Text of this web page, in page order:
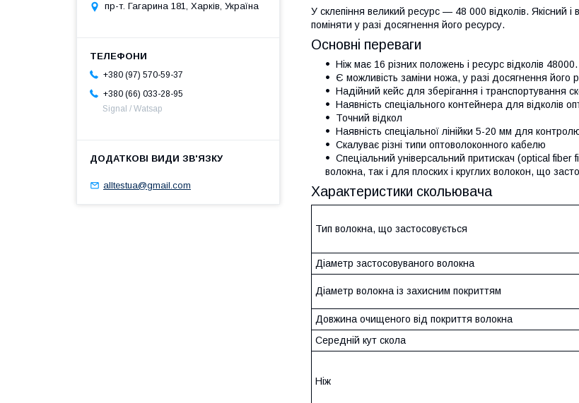
У склепіння великий ресурс — 48 000 відколів. Якісний
поміняти у разі досягнення його ресурсу.
Основні переваги
Ніж має 16 різних положень і ресурс відколів 48000.
Є можливість заміни ножа, у разі досягнення його
Надійний кейс для зберігання і транспортування
Наявність спеціального контейнера для відколів
Точний відкол
Наявність спеціальної лінійки 5-20 мм для
Скалуває різні типи оптоволоконного кабелю
Спеціальний універсальний притискач (optical
волокна, так і для плоских і круглих волокон, що
Характеристики скольювача
Тип волокна, що застосовується
Діаметр застосовуваного волокна
Діаметр волокна із захисним покриттям
Довжина очищеного від покриття волокна
Середній кут скола
Ніж
пр-т. Гагарина 181, Харків, Україна
+380 (97) 570-59-37
+380 (66) 033-28-95
Signal / Watsap
alltestua@gmail.com